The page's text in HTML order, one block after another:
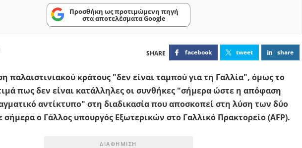
Προσθήκη ως προτιμώμενη πηγή
στα αποτελέσματα Google
facebook tweet share
παλαιστινιακού κράτους "δεν είναι ταμπού για τη Γαλλία", όμως το
πως δεν είναι κατάλληλες οι συνθήκες "σήμερα ώστε η απόφαση
αντίκτυπο" στη διαδικασία που αποσκοπεί στη λύση των δύο
ο Γάλλος υπουργός Εξωτερικών στο Γαλλικό Πρακτορείο (AFP).